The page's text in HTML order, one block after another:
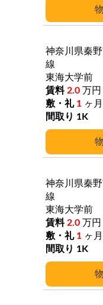
神奈川県秦
線
東海大学前
2.0 万円
1 ヶ月
1K
神奈川県秦
線
東海大学前
2.0 万円
1 ヶ月
1K